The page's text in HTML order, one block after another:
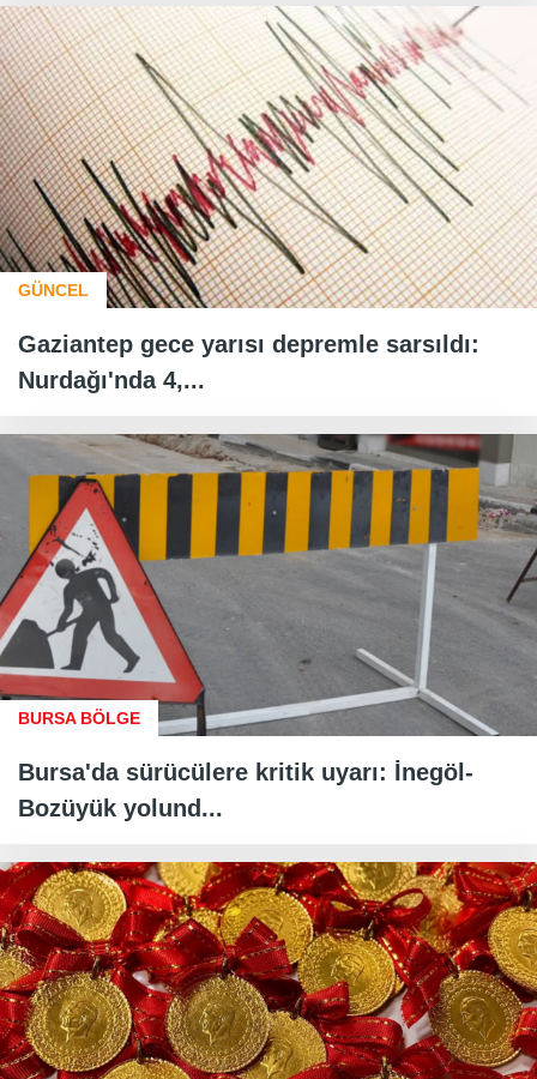
GÜNCEL
Gaziantep gece yarısı depremle sarsıldı:
Nurdağı'nda 4,...
BURSA BÖLGE
Bursa'da sürücülere kritik uyarı: İnegöl-
Bozüyük yolund...